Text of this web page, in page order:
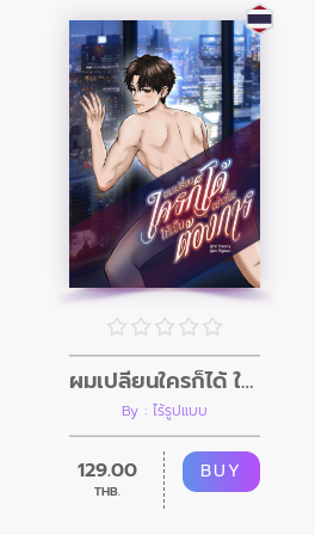
ผมเปลี่ยนใครก็ได้ ให้เป็นอย่างที่ผมต้องการ
By : ไร้รูปแบบ
129.00
THB.
BUY